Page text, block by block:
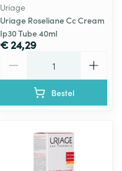
Uriage
Uriage Roseliane Cc Cream
Ip30 Tube 40ml
€ 24,29
Bestel